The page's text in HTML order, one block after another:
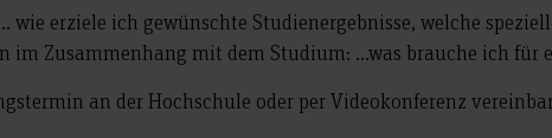
erziele ich gewünschte Studienergebnisse, welche
im Zusammenhang mit dem Studium: …was brauche ich für
an der Hochschule oder per Videokonferenz